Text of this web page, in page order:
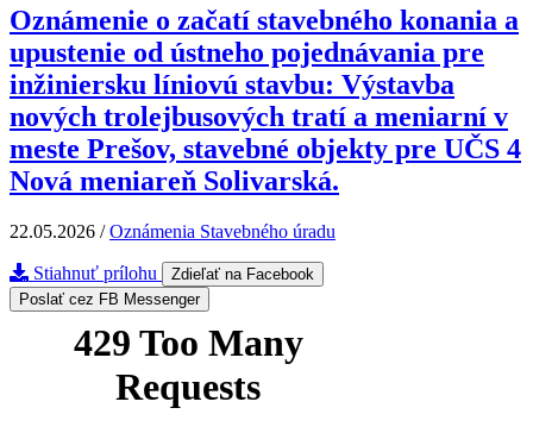
Oznámenie o začatí stavebného konania a
upustenie od ústneho pojednávania pre
inžiniersku líniovú stavbu: Výstavba
nových trolejbusových tratí a meniarní v
meste Prešov, stavebné objekty pre UČS 4
Nová meniareň Solivarská.
22.05.2026 /Oznámenia Stavebného úradu
Stiahnuť prílohu
Zdieľať na Facebook
Poslať cez FB Messenger